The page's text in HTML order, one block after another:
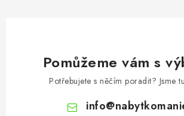
Pomůžeme vám s
Potřebujete s něčím poradit? Jsme
info@